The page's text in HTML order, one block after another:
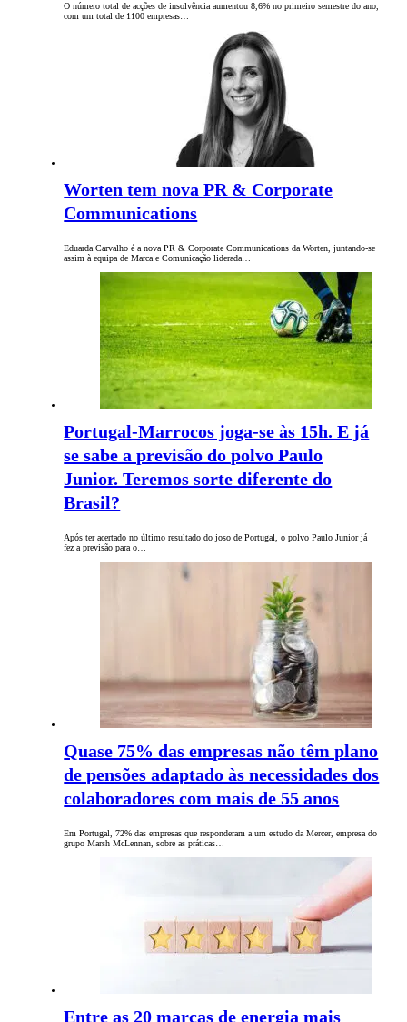
O número total de acções de insolvência aumentou 8,6% no primeiro semestre do ano,
com um total de 1100 empresas…
Worten tem nova PR & Corporate
Communications
Eduarda Carvalho é a nova PR & Corporate Communications da Worten, juntando-se
assim à equipa de Marca e Comunicação liderada…
Portugal-Marrocos joga-se às 15h. E já
se sabe a previsão do polvo Paulo
Junior. Teremos sorte diferente do
Brasil?
Após ter acertado no último resultado do joso de Portugal, o polvo Paulo Junior já
fez a previsão para o…
Quase 75% das empresas não têm plano
de pensões adaptado às necessidades dos
colaboradores com mais de 55 anos
Em Portugal, 72% das empresas que responderam a um estudo da Mercer, empresa do
grupo Marsh McLennan, sobre as práticas…
Entre as 20 marcas de energia mais